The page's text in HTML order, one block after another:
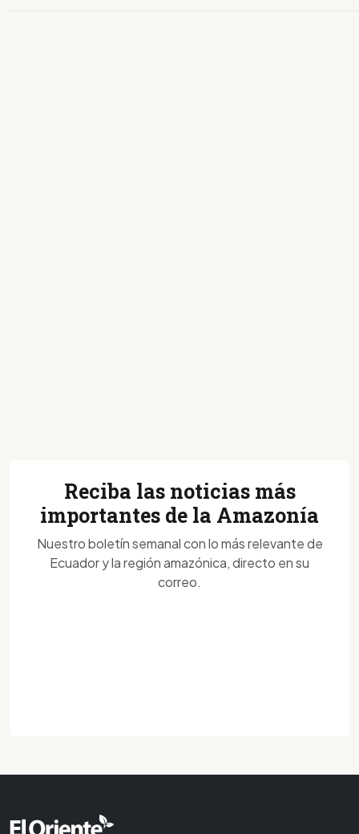
Reciba las noticias más
importantes de la Amazonía
Nuestro boletín semanal con lo más relevante de
Ecuador y la región amazónica, directo en su
correo.